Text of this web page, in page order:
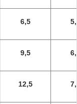
6,5
9,5
12,5